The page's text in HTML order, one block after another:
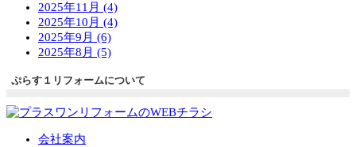
2025年11月 (4)
2025年10月 (4)
2025年9月 (6)
2025年8月 (5)
ぷらす１リフォームについて
会社案内